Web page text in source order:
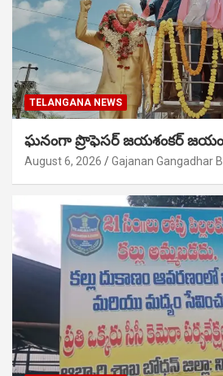
TELANGANA NEWS
ఘనంగా ప్రొఫెసర్ జయశంకర్
August 6, 2026 Gajanan Gangadhar